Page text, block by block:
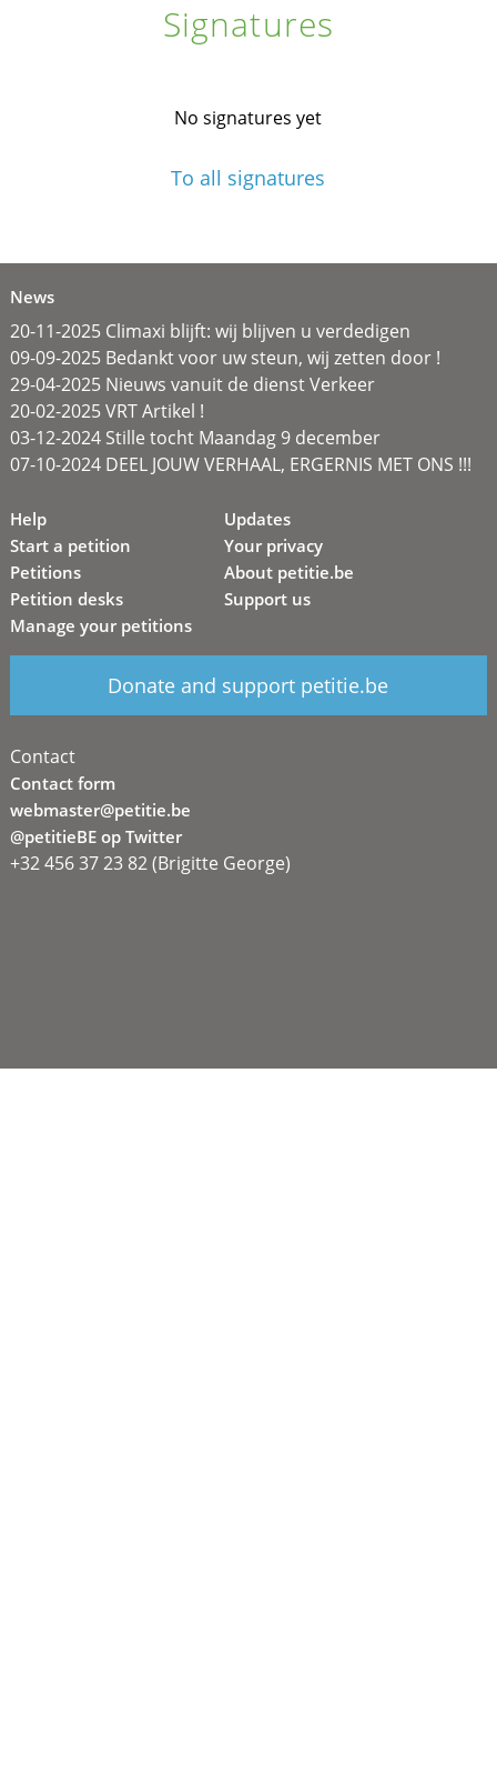
Signatures
No signatures yet
To all signatures
News
20-11-2025 Climaxi blijft: wij blijven u verdedigen
09-09-2025 Bedankt voor uw steun, wij zetten door !
29-04-2025 Nieuws vanuit de dienst Verkeer
20-02-2025 VRT Artikel !
03-12-2024 Stille tocht Maandag 9 december
07-10-2024 DEEL JOUW VERHAAL, ERGERNIS MET ONS !!!
Help
Start a petition
Petitions
Petition desks
Manage your petitions
Updates
Your privacy
About petitie.be
Support us
Donate and support petitie.be
Contact
Contact form
webmaster@petitie.be
@petitieBE op Twitter
+32 456 37 23 82 (Brigitte George)